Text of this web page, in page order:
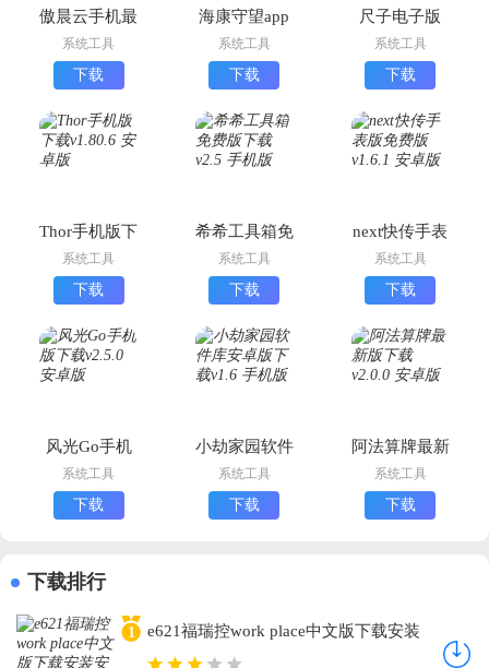
傲晨云手机最
新版下载
系统工具
下载
海康守望app
手机版
系统工具
下载
尺子电子版
app最新版下
载
系统工具
下载
Thor手机版下
载
系统工具
下载
希希工具箱免
费版下载
系统工具
下载
next快传手表
版免费版
系统工具
下载
风光Go手机
版下载
系统工具
下载
小劫家园软件
库安卓版下载
系统工具
下载
阿法算牌最新
版下载
系统工具
下载
下载排行
1
e621福瑞控work place中文版下载安装
安卓版(The Wolf)v5.0.277 免费版